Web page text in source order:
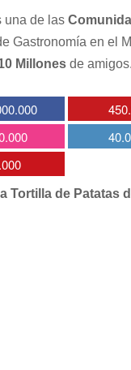
una de las
Gastronomía en el
Millonesde amigos.
Tortilla de Patatas